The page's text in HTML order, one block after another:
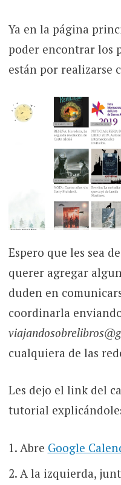
Ya en la página
poder encontrar los
están por realizarse
Espero que les sea
querer agregar
duden en
coordinarla
cualquiera de las
Les dejo el link del
tutorial
Abre Google
A la izquierda,